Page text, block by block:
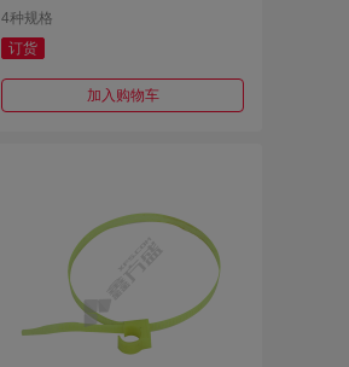
4种规格
订货
加入购物车